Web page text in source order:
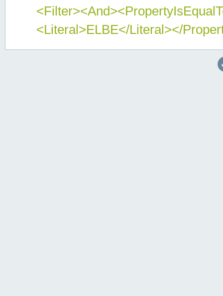
<Literal>ELBE</Literal></